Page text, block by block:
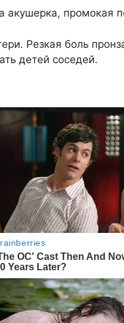
акушерка, промокая
Резкая боль
детей соседей.